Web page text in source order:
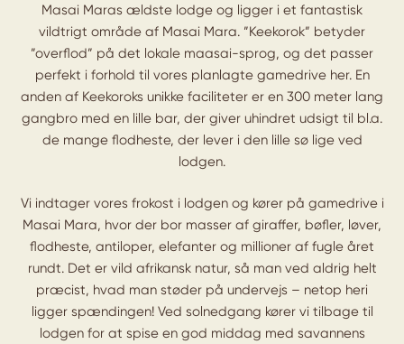
Masai Maras ældste lodge og ligger i et fantastisk
vildtrigt område af Masai Mara. ”Keekorok” betyder
”overflod” på det lokale maasai-sprog, og det passer
perfekt i forhold til vores planlagte gamedrive her. En
anden af Keekoroks unikke faciliteter er en 300 meter lang
gangbro med en lille bar, der giver uhindret udsigt til bl.a.
de mange flodheste, der lever i den lille sø lige ved
lodgen.
Vi indtager vores frokost i lodgen og kører på gamedrive i
Masai Mara, hvor der bor masser af giraffer, bøfler, løver,
flodheste, antiloper, elefanter og millioner af fugle året
rundt. Det er vild afrikansk natur, så man ved aldrig helt
præcist, hvad man støder på undervejs – netop heri
ligger spændingen! Ved solnedgang kører vi tilbage til
lodgen for at spise en god middag med savannens